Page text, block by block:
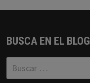
BUSCA EN EL BLOG
Buscar: